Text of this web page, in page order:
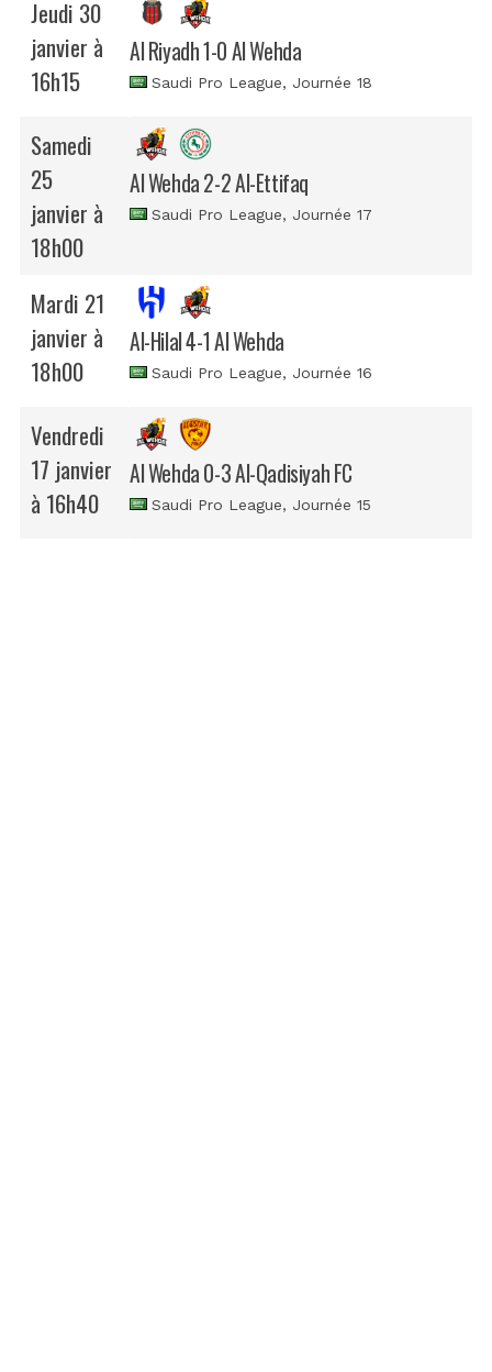
Jeudi 30
janvier à
16h15
Al Riyadh 1-0 Al Wehda
Saudi Pro League, Journée 18
Samedi
25
janvier à
18h00
Al Wehda 2-2 Al-Ettifaq
Saudi Pro League, Journée 17
Mardi 21
janvier à
18h00
Al-Hilal 4-1 Al Wehda
Saudi Pro League, Journée 16
Vendredi
17 janvier
à 16h40
Al Wehda 0-3 Al-Qadisiyah FC
Saudi Pro League, Journée 15